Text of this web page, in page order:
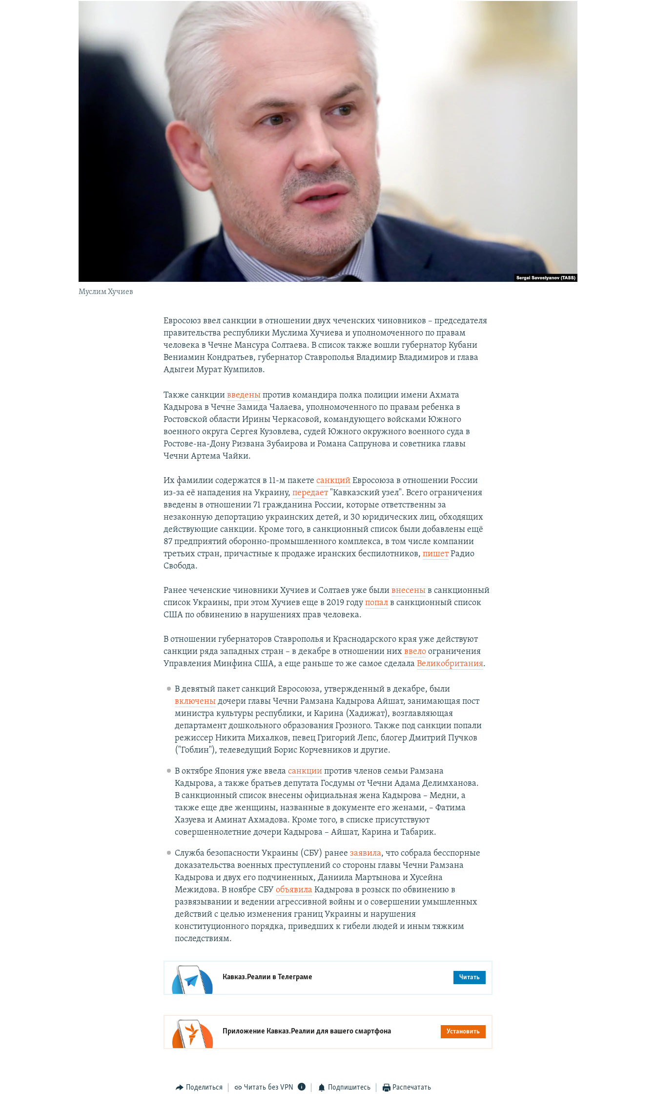
Муслим Хучиев
Евросоюз ввел санкции в отношении двух чеченских чиновников – председателя
правительства республики Муслима Хучиева и уполномоченного по правам
человека в Чечне Мансура Солтаева. В список также вошли губернатор Кубани
Вениамин Кондратьев, губернатор Ставрополья Владимир Владимиров и глава
Адыгеи Мурат Кумпилов.
Также санкциивведены против командира полка полиции имени Ахмата
Кадырова в Чечне Замида Чалаева, уполномоченного по правам ребенка в
Ростовской области Ирины Черкасовой, командующего войсками Южного
военного округа Сергея Кузовлева, судей Южного окружного военного суда в
Ростове-на-Дону Ризвана Зубаирова и Романа Сапрунова и советника главы
Чечни Артема Чайки.
Их фамилии содержатся в 11-м пакетесанкций Евросоюза в отношении России
из-за её нападения на Украину,передает"Кавказский узел". Всего ограничения
введены в отношении 71 гражданина России, которые ответственны за
незаконную депортацию украинских детей, и 30 юридических лиц, обходящих
действующие санкции. Кроме того, в санкционный список были добавлены ещё
87 предприятий оборонно-промышленного комплекса, в том числе компании
третьих стран, причастные к продаже иранских беспилотников,пишетРадио
Свобода.
Ранее чеченские чиновники Хучиев и Солтаев уже быливнесены в санкционный
список Украины, при этом Хучиев еще в 2019 годупопал в санкционный список
США по обвинению в нарушениях прав человека.
В отношении губернаторов Ставрополья и Краснодарского края уже действуют
санкции ряда западных стран – в декабре в отношении нихввело ограничения
Управления Минфина США, а еще раньше то же самое сделалаВеликобритания.
В девятый пакет санкций Евросоюза, утвержденный в декабре, были
включеныдочери главы Чечни Рамзана Кадырова Айшат, занимающая пост
министра культуры республики, и Карина (Хадижат), возглавляющая
департамент дошкольного образования Грозного. Также под санкции попали
режиссер Никита Михалков, певец Григорий Лепс, блогер Дмитрий Пучков
("Гоблин"), телеведущий Борис Корчевников и другие.
В октябре Япония уже ввела санкциипротив членов семьи Рамзана
Кадырова, а также братьев депутата Госдумы от Чечни Адама Делимханова.
В санкционный список внесены официальная жена Кадырова – Медни, а
также еще две женщины, названные в документе его женами, – Фатима
Хазуева и Аминат Ахмадова. Кроме того, в списке присутствуют
совершеннолетние дочери Кадырова – Айшат, Карина и Табарик.
Служба безопасности Украины (СБУ) ранее заявила, что собрала бесспорные
доказательства военных преступлений со стороны главы Чечни Рамзана
Кадырова и двух его подчиненных, Даниила Мартынова и Хусейна
Межидова. В ноябре СБУ объявила Кадырова в розыск по обвинению в
развязывании и ведении агрессивной войны и о совершении умышленных
действий с целью изменения границ Украины и нарушения
конституционного порядка, приведших к гибели людей и иным тяжким
последствиям.
Кавказ.Реалии вТелеграме Читать
Приложение Кавказ.Реалии для вашего смартфона Установить
Поделиться Читать без VPN Подпишитесь Распечатать